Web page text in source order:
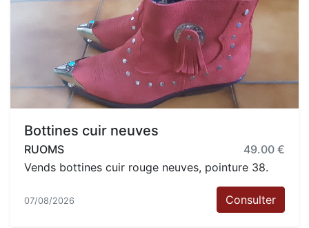
Bottines cuir neuves
RUOMS
49.00 €
Vends bottines cuir rouge neuves, pointure 38.
07/08/2026 Consulter